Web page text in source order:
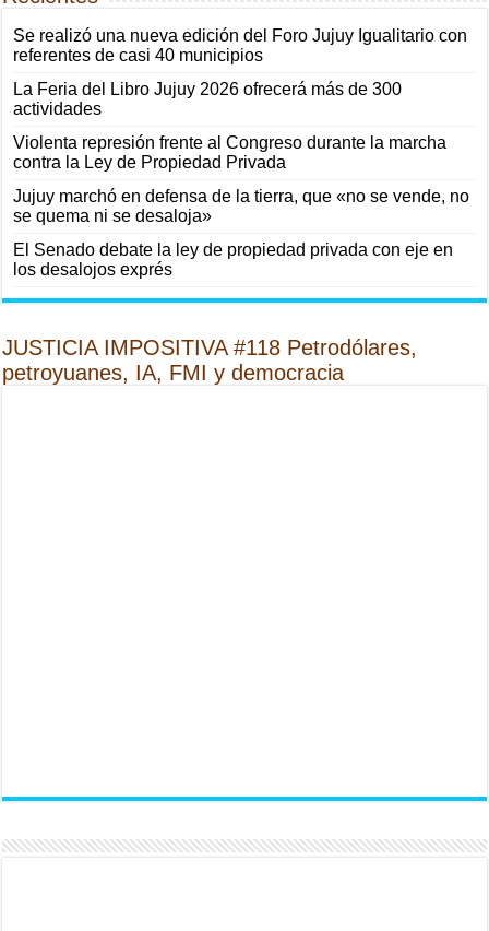
Se realizó una nueva edición del Foro Jujuy Igualitario con
referentes de casi 40 municipios
La Feria del Libro Jujuy 2026 ofrecerá más de 300
actividades
Violenta represión frente al Congreso durante la marcha
contra la Ley de Propiedad Privada
Jujuy marchó en defensa de la tierra, que «no se vende, no
se quema ni se desaloja»
El Senado debate la ley de propiedad privada con eje en
los desalojos exprés
JUSTICIA IMPOSITIVA #118 Petrodólares,
petroyuanes, IA, FMI y democracia